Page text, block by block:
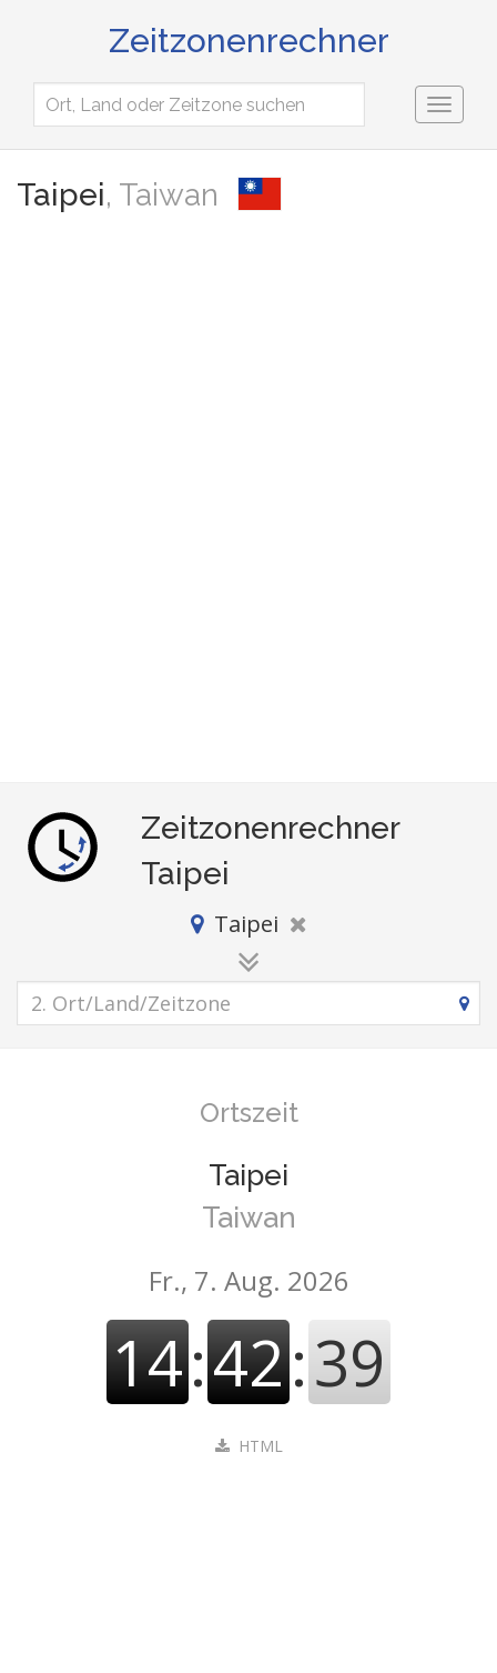
Zeitzonenrechner
Toggle
Taipei, Taiwan
Zeitzonenrechner
Taipei
Taipei
Ortszeit
Taipei
Taiwan
Fr., 7. Aug. 2026
14:42:39
HTML